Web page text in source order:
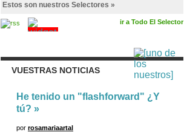
Estos son nuestros Selectores »
ir a Todo El Selector
VUESTRAS NOTICIAS
He tenido un "flashforward" ¿Y
tú? »
por rosamariaartal